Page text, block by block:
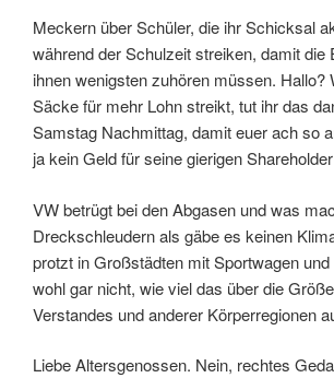
Meckern über Schüler, die ihr Schicksal
während der Schulzeit streiken, damit die
ihnen wenigsten zuhören müssen. Hallo?
Säcke für mehr Lohn streikt, tut ihr das
Samstag Nachmittag, damit euer ach so
ja kein Geld für seine gierigen
VW betrügt bei den Abgasen und was
Dreckschleudern als gäbe es keinen
protzt in Großstädten mit Sportwagen
wohl gar nicht, wie viel das über die
Verstandes und anderer Körperregionen
Liebe Altersgenossen. Nein, rechtes